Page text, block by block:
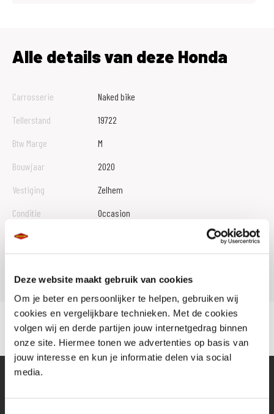
Deze website maakt gebruik van cookies
Om je beter en persoonlijker te helpen, gebruiken wij
cookies en vergelijkbare technieken. Met de cookies
volgen wij en derde partijen jouw internetgedrag binnen
onze site. Hiermee tonen we advertenties op basis van
jouw interesse en kun je informatie delen via social
media.
Alle details van deze Honda
Carrosserie
Naked bike
Tellerstand
19722
Btw Marge
M
Bouwjaar
2020
Vestiging
Zelhem
Conditie
Occasion
Rijbewijs type